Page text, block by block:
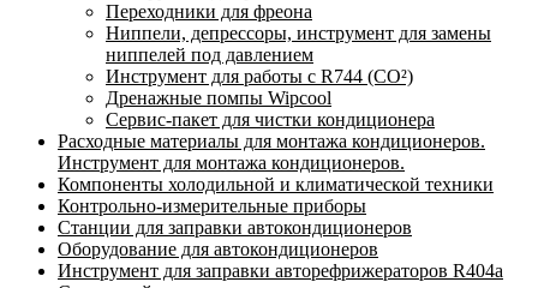
Переходники для фреона
Ниппели, депрессоры, инструмент для замены
ниппелей под давлением
Инструмент для работы с R744 (CO²)
Дренажные помпы Wipcool
Сервис-пакет для чистки кондиционера
Расходные материалы для монтажа кондиционеров.
Инструмент для монтажа кондиционеров.
Компоненты холодильной и климатической техники
Контрольно-измерительные приборы
Станции для заправки автокондиционеров
Оборудование для автокондиционеров
Инструмент для заправки авторефрижераторов R404a